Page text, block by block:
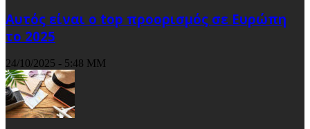
Αυτός είναι ο top προορισμός σε Ευρώπη
το 2025
24/10/2025 - 5:48 ΜΜ